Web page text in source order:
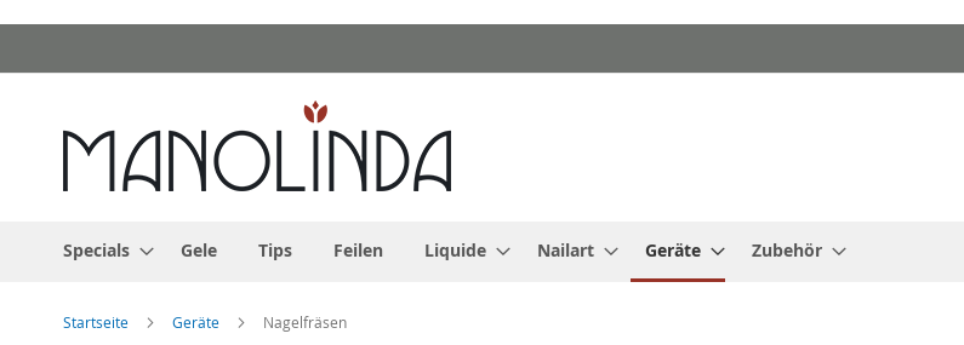
Inhalt
Specials Gele Tips Feilen Liquide Nailart Geräte Zubehör
Startseite Geräte Nagelfräsen